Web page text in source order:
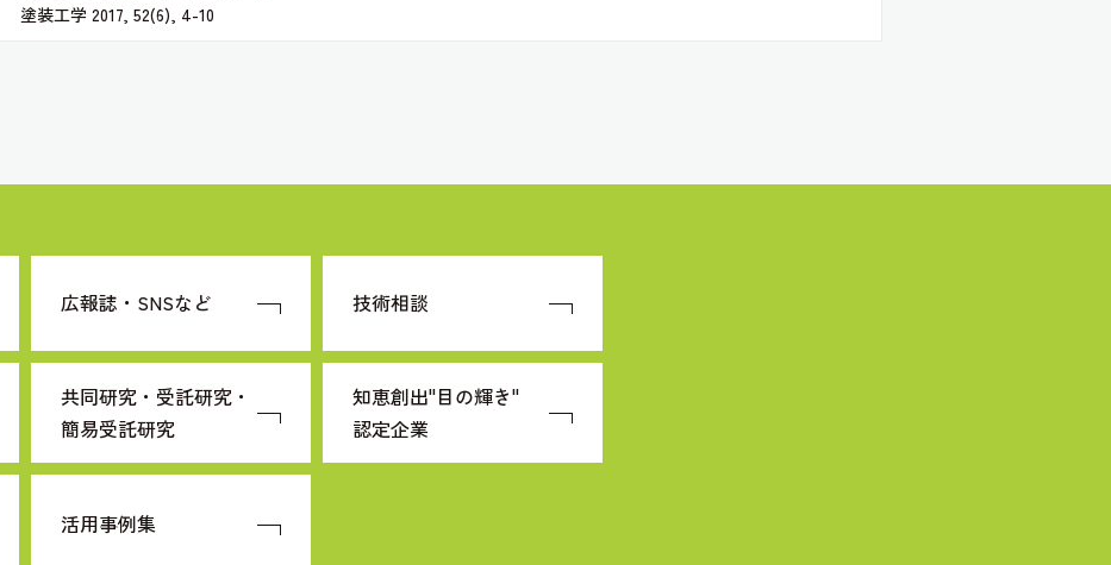
塗装工学 2017, 52(6), 4-10
広報誌・SNSなど 技術相談
共同研究・受託研究・
簡易受託研究
知恵創出"目の輝き"
認定企業
活用事例集